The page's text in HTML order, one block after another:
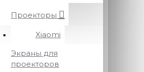
Проекторы
Xiaomi
Экраны для
проекторов